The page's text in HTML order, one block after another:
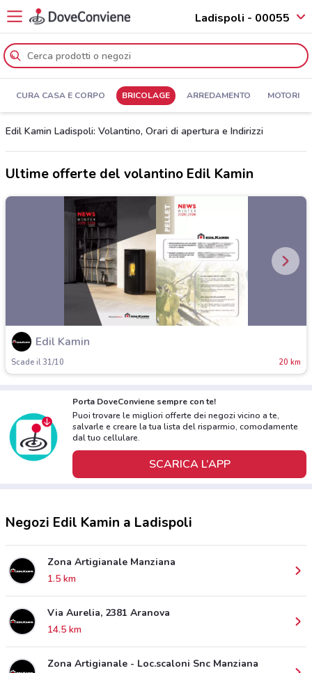
Ladispoli - 00055
CURA CASA E CORPO BRICOLAGE ARREDAMENTO MOTORI
Edil Kamin Ladispoli: Volantino, Orari di apertura e Indirizzi
Ultime offerte del volantino Edil Kamin
Edil Kamin
Scade il 31/10 20 km
Porta DoveConviene sempre con te!
Puoi trovare le migliori offerte dei negozi vicino a te,
salvarle e creare la tua lista del risparmio, comodamente
dal tuo cellulare.
SCARICA L’APP
Negozi Edil Kamin a Ladispoli
Zona Artigianale Manziana
1.5 km
Via Aurelia, 2381 Aranova
14.5 km
Zona Artigianale - Loc.scaloni Snc Manziana